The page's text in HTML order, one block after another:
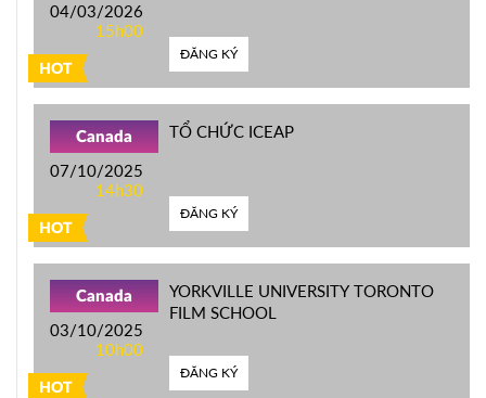
HOT
04/03/2026
15h00
ĐĂNG KÝ
HOT
Canada
07/10/2025
14h30
TỔ CHỨC ICEAP
ĐĂNG KÝ
HOT
Canada
03/10/2025
10h00
YORKVILLE UNIVERSITY TORONTO
FILM SCHOOL
ĐĂNG KÝ